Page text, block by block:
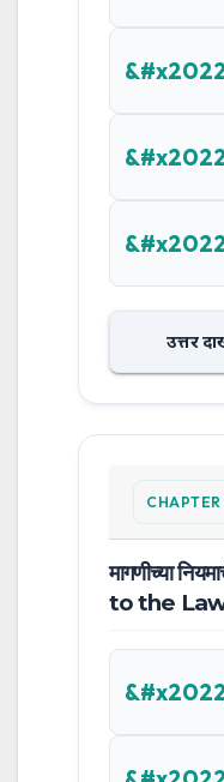
उत्तर
मागणीच्या
to the